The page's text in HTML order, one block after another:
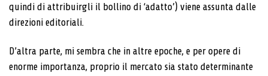
quindi di attribuirgli il bollino di ‘adatto’) viene assunta dalle
direzioni editoriali.
D’altra parte, mi sembra che in altre epoche, e per opere di
enorme importanza, proprio il mercato sia stato determinante